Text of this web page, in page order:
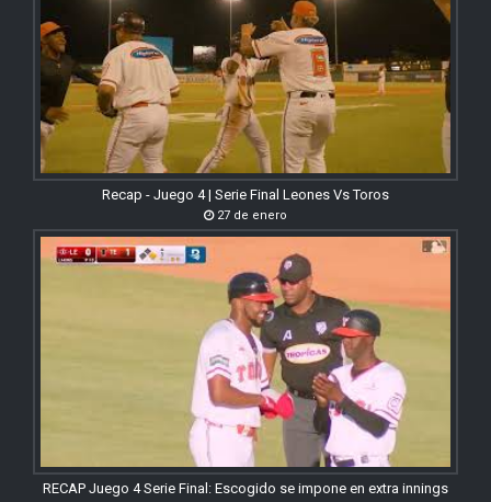
Recap - Juego 4 | Serie Final Leones Vs Toros
27 de enero
RECAP Juego 4 Serie Final: Escogido se impone en extra innings